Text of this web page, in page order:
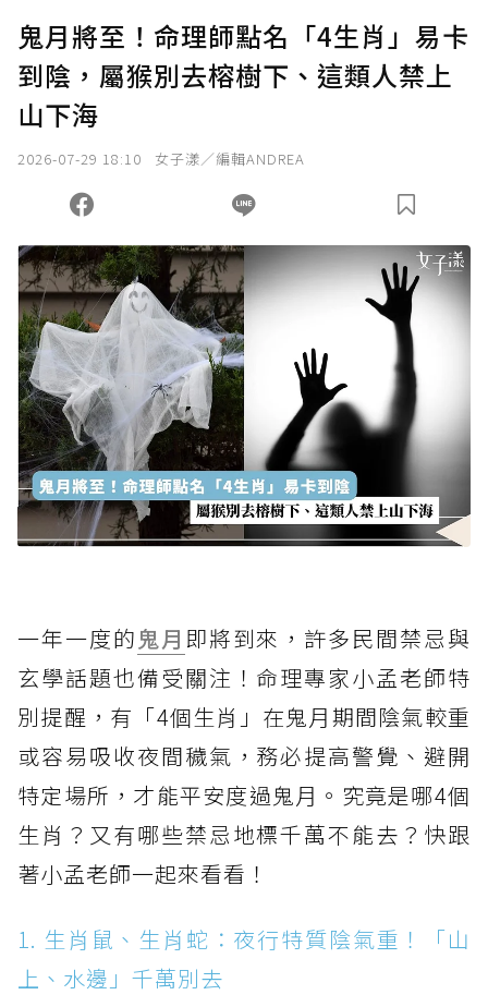
鬼月將至！命理師點名「4生肖」易卡
到陰，屬猴別去榕樹下、這類人禁上
山下海
2026-07-29 18:10 女子漾／編輯ANDREA
一年一度的 鬼月 即將到來，許多民間禁忌與
玄學話題也備受關注！命理專家小孟老師特
別提醒，有「4個生肖」在鬼月期間陰氣較重
或容易吸收夜間穢氣，務必提高警覺、避開
特定場所，才能平安度過鬼月。究竟是哪4個
生肖？又有哪些禁忌地標千萬不能去？快跟
著小孟老師一起來看看！
1. 生肖鼠、生肖蛇：夜行特質陰氣重！「山
上、水邊」千萬別去